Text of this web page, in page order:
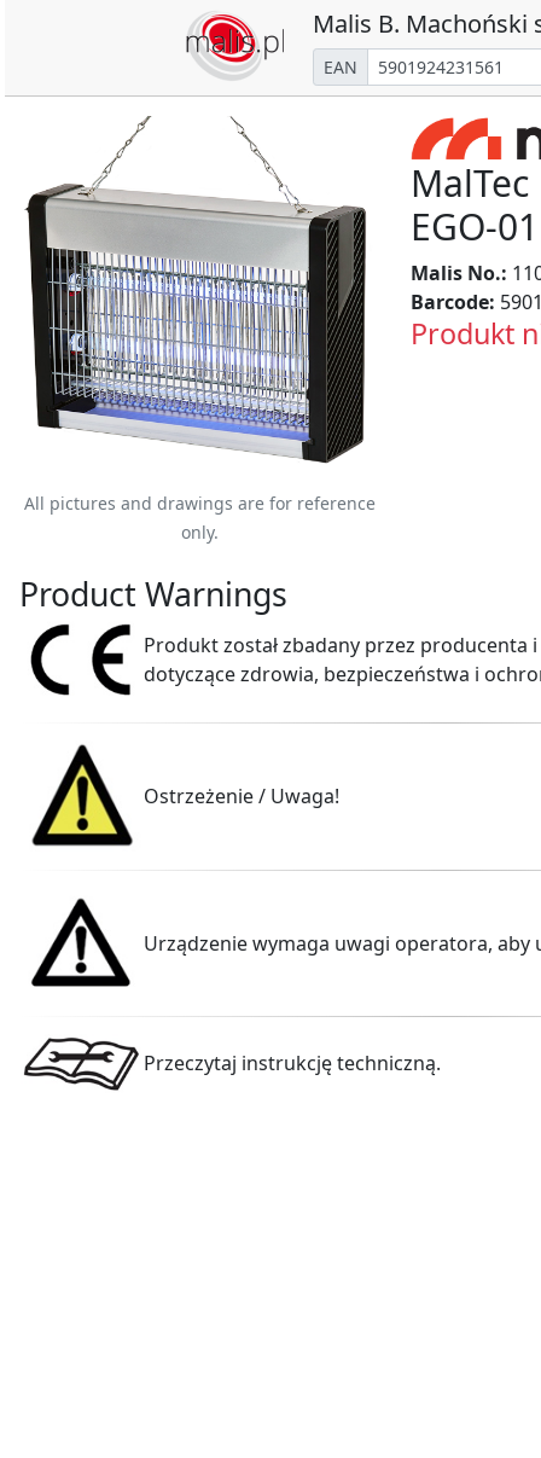
Malis B. Machoński
EAN
All pictures and drawings are for reference
only.
EGO-
Malis No.:
Barcode:
Produkt
Product Warnings
Produkt został zbadany przez producenta
dotyczące zdrowia, bezpieczeństwa i
Ostrzeżenie / Uwaga!
Urządzenie wymaga uwagi operatora,
Przeczytaj instrukcję techniczną.